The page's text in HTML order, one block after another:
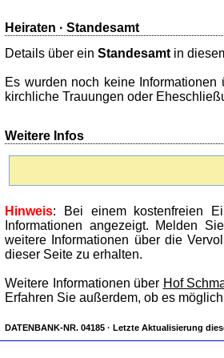
Heiraten · Standesamt
Details über ein Standesamt in
Es wurden noch keine Informationen
kirchliche Trauungen oder
Weitere Infos
Hinweis: Bei einem kostenfreien
Informationen angezeigt. Melden
weitere Informationen über die
dieser Seite zu erhalten.
Weitere Informationen über Hof
Erfahren Sie außerdem, ob es
DATENBANK-NR. 04185 · Letzte Aktualisierung